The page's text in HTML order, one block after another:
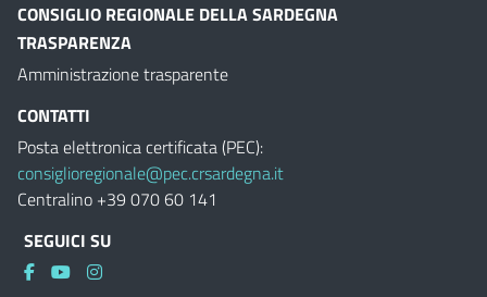
CONSIGLIO REGIONALE DELLA SARDEGNA
TRASPARENZA
Amministrazione trasparente
CONTATTI
Posta elettronica certificata (PEC):
consiglioregionale@pec.crsardegna.it
Centralino +39 070 60 141
SEGUICI SU